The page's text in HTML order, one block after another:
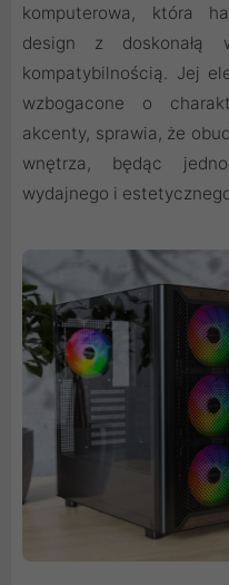
komputerowa, która
design z doskonałą
kompatybilnością. Jej
wzbogacone o
akcenty, sprawia, że
wnętrza, będąc
wydajnego i